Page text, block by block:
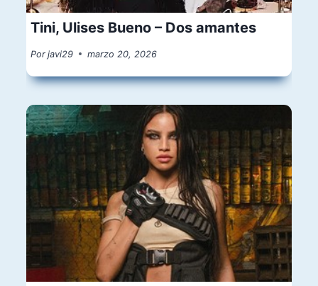
Tini, Ulises Bueno – Dos amantes
Por javi29 marzo 20, 2026